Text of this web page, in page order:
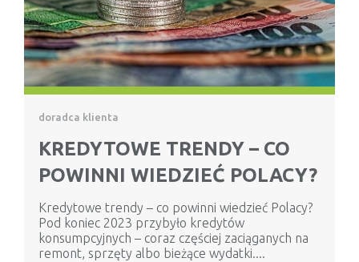
doradca klienta
KREDYTOWE TRENDY – CO
POWINNI WIEDZIEĆ POLACY?
Kredytowe trendy – co powinni wiedzieć Polacy?
Pod koniec 2023 przybyło kredytów
konsumpcyjnych – coraz częściej zaciąganych na
remont, sprzęty albo bieżące wydatki....